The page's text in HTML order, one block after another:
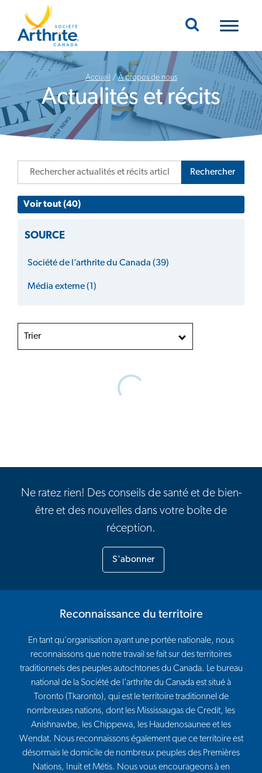
Mobile Navigation
Accueil /À propos de nous
Actualités et récits
Rechercher
Voir tout (40)
SOURCE
Société de l’arthrite du Canada (39)
Média externe (1)
Trier
Ne ratez rien! Des conseils de santé et de bien-
être et des nouvelles dans votre boîte de
réception.
S'abonner
Reconnaissance du territoire
En tant qu’organisation ayant une portée nationale, nous
reconnaissons que notre travail se fait sur des territoires
traditionnels des peuples autochtones du Canada. Le bureau
national de la Société de l’arthrite du Canada est situé à
Toronto (Tkaronto), qui est le territoire traditionnel de
nombreuses nations, dont les Mississaugas de Credit, les
Anishnawbe, les Chippewa, les Haudenosaunee et les
Wendat. Nous reconnaissons également que ce territoire est
désormais le domicile de nombreux peuples des Premières
Nations, Inuit et Métis. Nous vous encourageons à en